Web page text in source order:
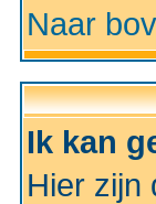
Naar
Ik kan
Hier zijn